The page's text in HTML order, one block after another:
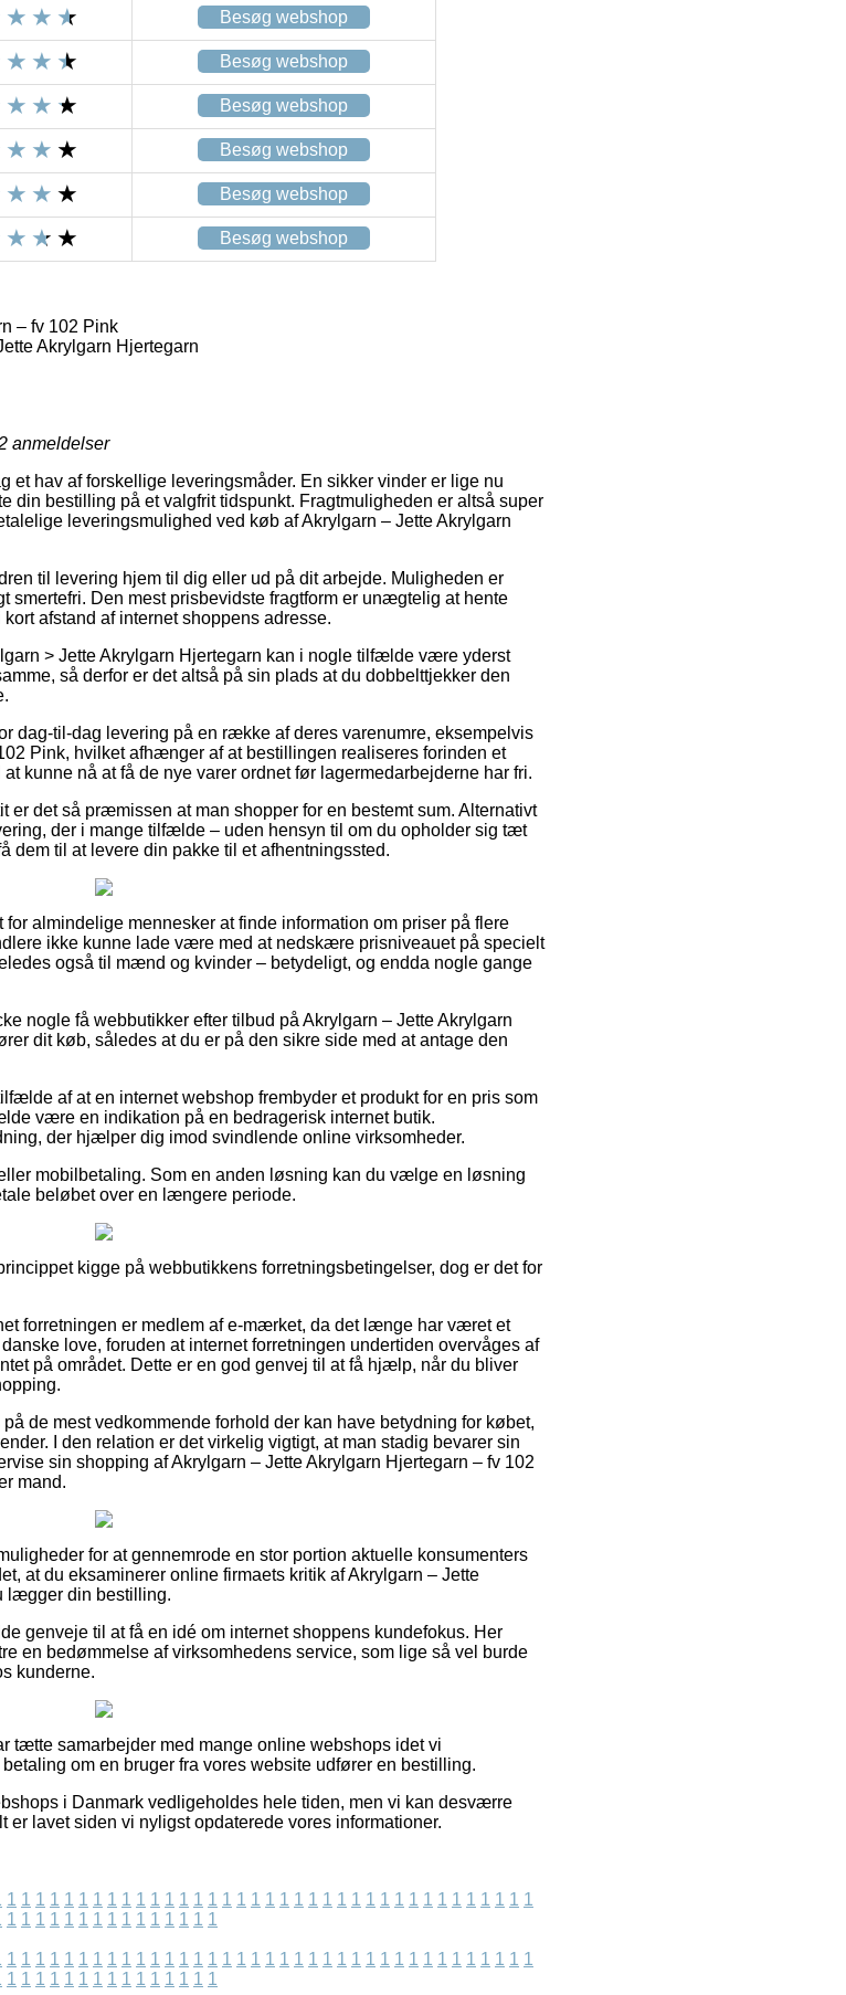
Besøg webshop
Besøg webshop
Besøg webshop
Besøg webshop
Besøg webshop
Besøg webshop
– fv 102 Pink
Akrylgarn Hjertegarn
anmeldelser
et hav af forskellige leveringsmåder. En sikker vinder er lige nu
din bestilling på et valgfrit tidspunkt. Fragtmuligheden er altså super
leveringsmulighed ved køb af Akrylgarn – Jette Akrylgarn
til levering hjem til dig eller ud på dit arbejde. Muligheden er
smertefri. Den mest prisbevidste fragtform er unægtelig at hente
afstand af internet shoppens adresse.
> Jette Akrylgarn Hjertegarn kan i nogle tilfælde være yderst
så derfor er det altså på sin plads at du dobbelttjekker den
dag-til-dag levering på en række af deres varenumre, eksempelvis
Pink, hvilket afhænger af at bestillingen realiseres forinden et
kunne nå at få de nye varer ordnet før lagermedarbejderne har fri.
er det så præmissen at man shopper for en bestemt sum. Alternativt
der i mange tilfælde – uden hensyn til om du opholder sig tæt
dem til at levere din pakke til et afhentningssted.
almindelige mennesker at finde information om priser på flere
ikke kunne lade være med at nedskære prisniveauet på specielt
også til mænd og kvinder – betydeligt, og endda nogle gange
nogle få webbutikker efter tilbud på Akrylgarn – Jette Akrylgarn
dit køb, således at du er på den sikre side med at antage den
af at en internet webshop frembyder et produkt for en pris som
være en indikation på en bedragerisk internet butik.
der hjælper dig imod svindlende online virksomheder.
mobilbetaling. Som en anden løsning kan du vælge en løsning
beløbet over en længere periode.
kigge på webbutikkens forretningsbetingelser, dog er det for
forretningen er medlem af e-mærket, da det længe har været et
love, foruden at internet forretningen undertiden overvåges af
på området. Dette er en god genvej til at få hjælp, når du bliver
de mest vedkommende forhold der kan have betydning for købet,
I den relation er det virkelig vigtigt, at man stadig bevarer sin
sin shopping af Akrylgarn – Jette Akrylgarn Hjertegarn – fv 102
mand.
for at gennemrode en stor portion aktuelle konsumenters
at du eksaminerer online firmaets kritik af Akrylgarn – Jette
lægger din bestilling.
genveje til at få en idé om internet shoppens kundefokus. Her
en bedømmelse af virksomhedens service, som lige så vel burde
kunderne.
tætte samarbejder med mange online webshops idet vi
om en bruger fra vores website udfører en bestilling.
i Danmark vedligeholdes hele tiden, men vi kan desværre
lavet siden vi nyligst opdaterede vores informationer.
1 1 1 1 1 1 1 1 1 1 1 1 1 1 1 1 1 1 1 1 1 1 1 1 1 1 1 1 1 1 1 1 1 1 1 1 1
1 1 1 1 1 1 1 1 1 1 1 1 1 1 1
1 1 1 1 1 1 1 1 1 1 1 1 1 1 1 1 1 1 1 1 1 1 1 1 1 1 1 1 1 1 1 1 1 1 1 1 1
1 1 1 1 1 1 1 1 1 1 1 1 1 1 1